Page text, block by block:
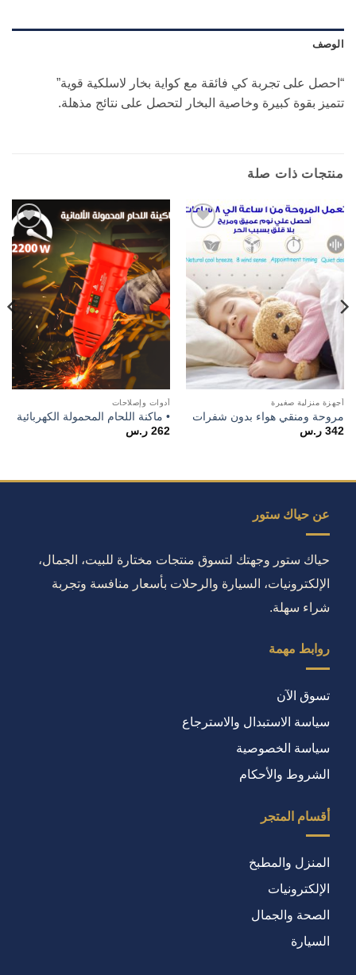
الوصف
“احصل على تجربة كي فائقة مع كواية بخار لاسلكية قوية”
تتميز بقوة كبيرة وخاصية البخار لتحصل على نتائج مذهلة.
منتجات ذات صلة
Add to
wishlist
أجهزة منزلية صغيرة
مروحة ومنقي هواء بدون شفرات
342 ر.س
Add to
wishlist
أدوات وإصلاحات
• ماكنة اللحام المحمولة الكهربائية
262 ر.س
عن حياك ستور
حياك ستور وجهتك لتسوق منتجات مختارة للبيت، الجمال،
الإلكترونيات، السيارة والرحلات بأسعار منافسة وتجربة
شراء سهلة.
روابط مهمة
تسوق الآن
سياسة الاستبدال والاسترجاع
سياسة الخصوصية
الشروط والأحكام
أقسام المتجر
المنزل والمطبخ
الإلكترونيات
الصحة والجمال
السيارة